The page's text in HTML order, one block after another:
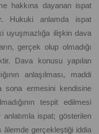
hakkına dayanan ispat
Hukuki anlamda ispat
uyuşmazlığa ilişkin dava
gerçek olup olmadığı
Dava konusu yapılan
anlaşılması, maddi
sona ermesini kendisine
tespit edilmesi
ispat; gösterilen
âlemde gerçekleştiği iddia